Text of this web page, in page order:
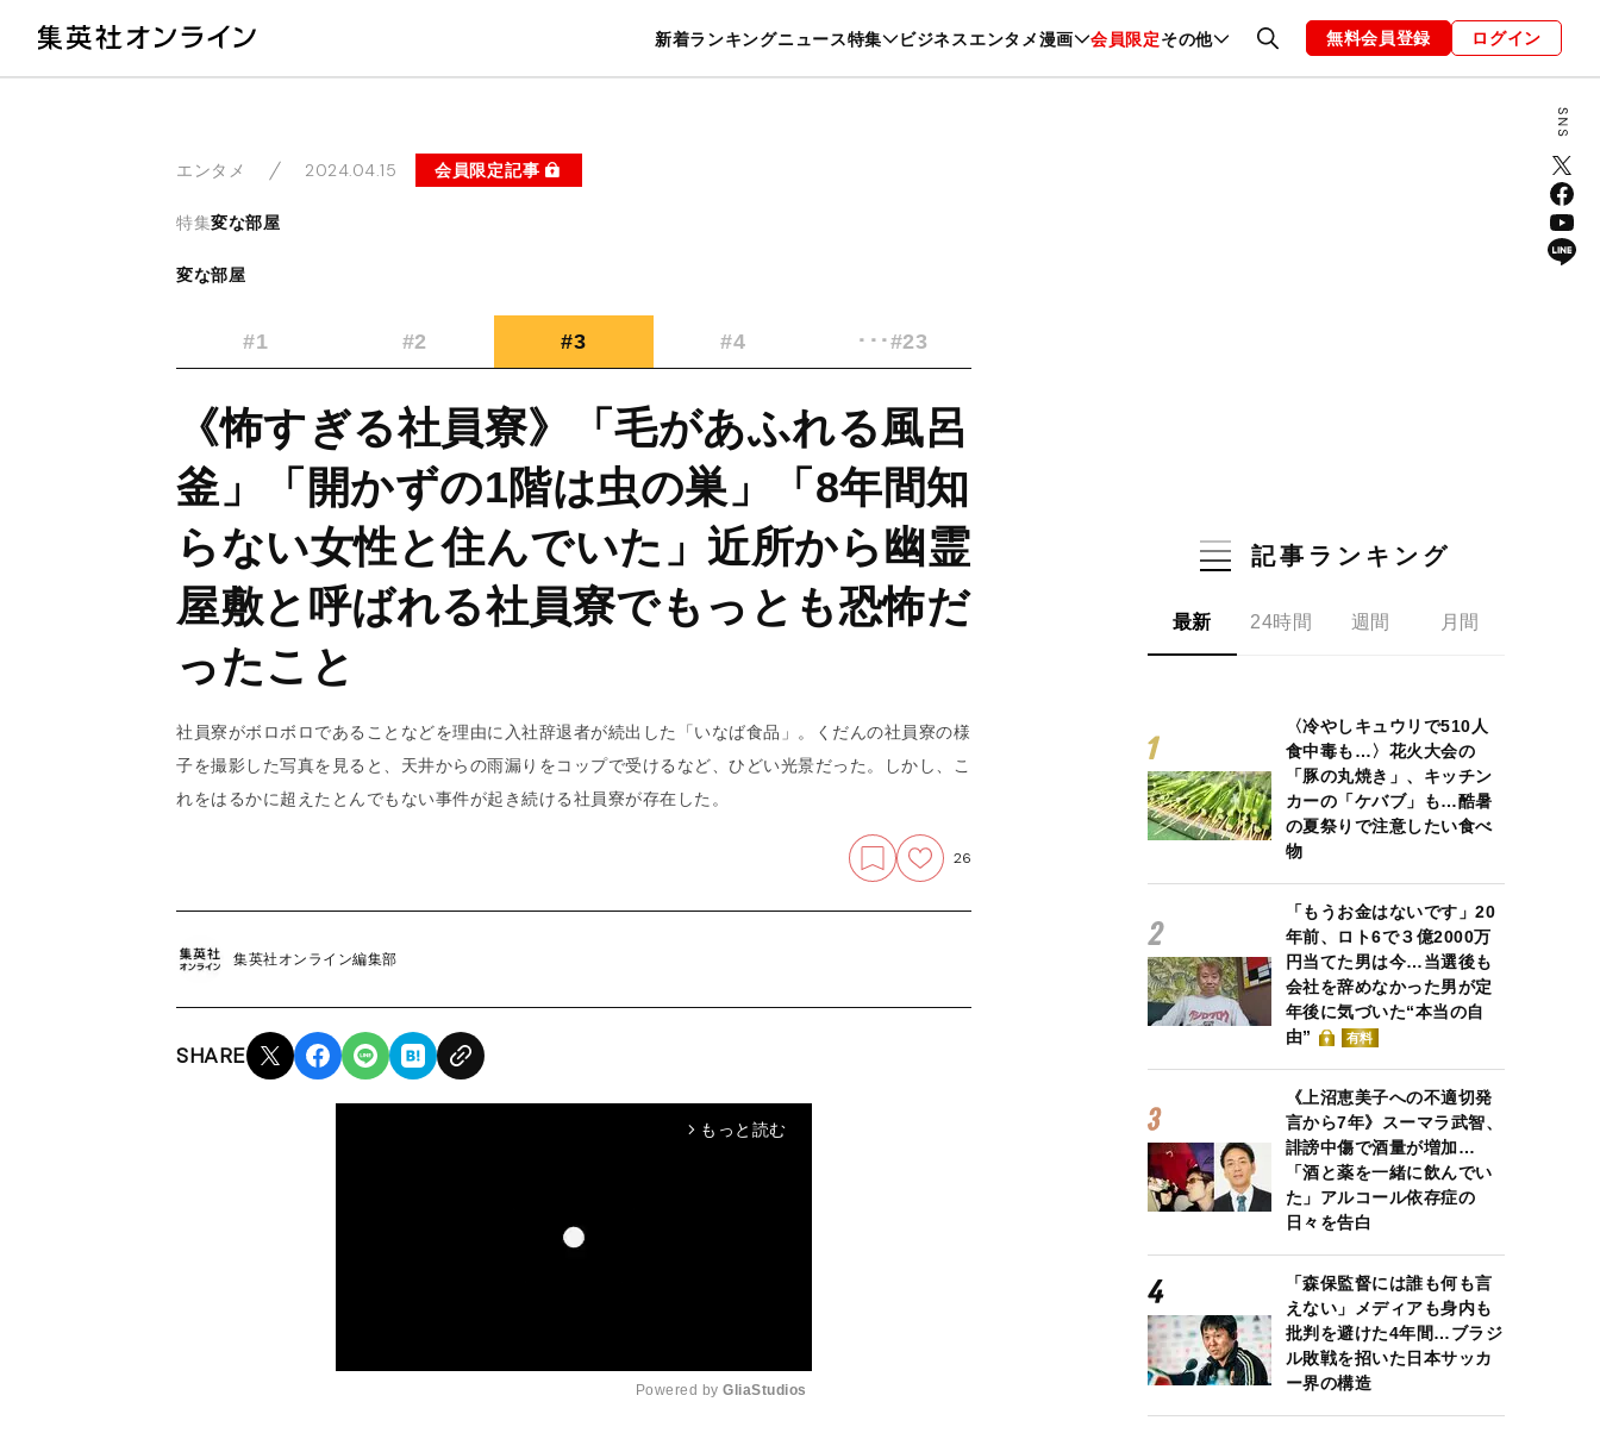
新着ランキングニュース特集 ビジネスエンタメ漫画 会員限定その他
暮らし スポーツ ヘルスケア 美容 グルメ ファッション 恋愛・結婚 編集部 お知らせ
無料会員登録 ログイン
エンタメ 2024.04.15 会員限定記事
特集変な部屋
変な部屋
#1 #2 #3 #4 ･･･#23
《怖すぎる社員寮》「毛があふれる風呂
釜」「開かずの1階は虫の巣」「8年間知
らない女性と住んでいた」近所から幽霊
屋敷と呼ばれる社員寮でもっとも恐怖だ
ったこと
社員寮がボロボロであることなどを理由に入社辞退者が続出した「いなば食品」。くだんの社員寮の様
子を撮影した写真を見ると、天井からの雨漏りをコップで受けるなど、ひどい光景だった。しかし、こ
れをはるかに超えたとんでもない事件が起き続ける社員寮が存在した。
26
集英社オンライン編集部
SHARE
arrow_forward_ios もっと読む
Powered by GliaStudios
記事ランキング
最新 24時間 週間 月間
〈冷やしキュウリで510人
食中毒も…〉花火大会の
「豚の丸焼き」、キッチン
カーの「ケバブ」も…酷暑
の夏祭りで注意したい食べ
物
「もうお金はないです」20
年前、ロト6で３億2000万
円当てた男は今…当選後も
会社を辞めなかった男が定
年後に気づいた“本当の自
由”
有料
《上沼恵美子への不適切発
言から7年》スーマラ武智、
誹謗中傷で酒量が増加…
「酒と薬を一緒に飲んでい
た」アルコール依存症の
日々を告白
「森保監督には誰も何も言
えない」メディアも身内も
批判を避けた4年間…ブラジ
ル敗戦を招いた日本サッカ
ー界の構造